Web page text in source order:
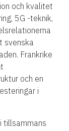
och kvalitet
5G -teknik,
svenska
Frankrike
och en
i
tillsammans